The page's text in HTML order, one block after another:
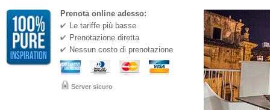
Prenota online adesso:
Le tariffe più basse
Prenotazione diretta
Nessun costo di prenotazione
Server sicuro